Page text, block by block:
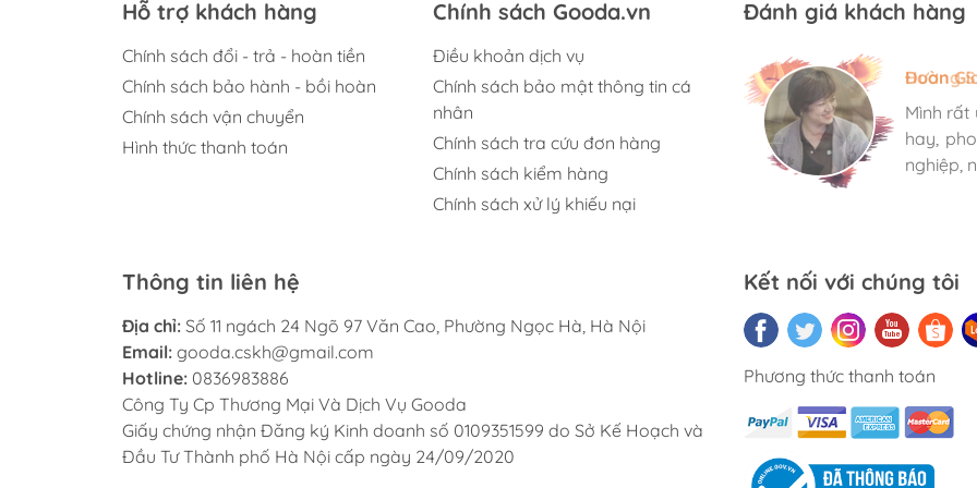
Hỗ trợ khách hàng
Chính sách đổi - trả - hoàn tiền
Chính sách bảo hành - bồi hoàn
Chính sách vận chuyển
Hình thức thanh toán
Chính sách Gooda.vn
Điều khoản dịch vụ
Chính sách bảo mật thông tin cá
nhân
Chính sách tra cứu đơn hàng
Chính sách kiểm hàng
Chính sách xử lý khiếu nại
Đánh giá khách hàng
Hương
Mình rất
hay,
nghiệp,
Đoàn
Mình rất
hay,
nghiệp,
Ngọc
Mình rất
hay,
nghiệp,
Thông tin liên hệ
Địa chỉ: Số 11 ngách 24 Ngõ 97 Văn Cao, Phường Ngọc Hà, Hà Nội
Email: gooda.cskh@gmail.com
Hotline: 0836983886
Công Ty Cp Thương Mại Và Dịch Vụ Gooda
Giấy chứng nhận Đăng ký Kinh doanh số 0109351599 do Sở Kế Hoạch và
Đầu Tư Thành phố Hà Nội cấp ngày 24/09/2020
Kết nối với chúng tôi
Phương thức thanh toán